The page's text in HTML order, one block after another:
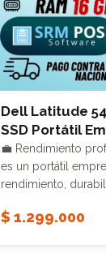
Dell Latitude
SSD Portátil
💼 Rendimiento profesional
es un portátil
rendimiento,
Incorpora un
$ 1.299.000